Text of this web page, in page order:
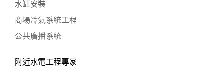
水缸安裝
商場冷氣系統工程
公共廣播系統
附近水電工程專家